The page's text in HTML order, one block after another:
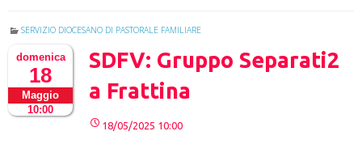
SERVIZIO DIOCESANO DI PASTORALE FAMILIARE
domenica
18
Maggio
10:00
SDFV: Gruppo Separati2
a Frattina
18/05/2025 10:00